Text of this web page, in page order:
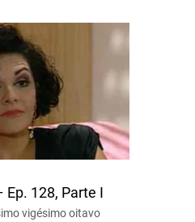
Ep. 128, Parte I
vigésimo oitavo